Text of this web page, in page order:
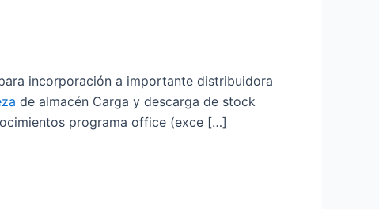
incorporación a importante distribuidora
de almacén Carga y descarga de stock
programa office (exce […]